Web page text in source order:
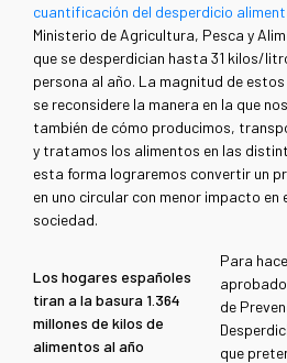
cuantificación del desperdicio
Ministerio de Agricultura, Pesca y
que se desperdician hasta 31 kilos/
persona al año. La magnitud de
se reconsidere la manera en la que
también de cómo producimos,
y tratamos los alimentos en las
esta forma lograremos convertir un
en uno circular con menor impacto en
sociedad.
Los hogares españoles
tiran a la basura 1.364
millones de kilos de
alimentos al año
Para
de
que